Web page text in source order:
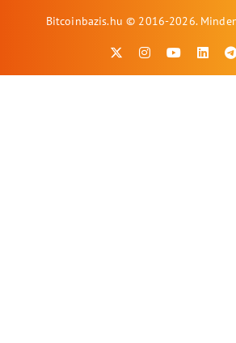
Bitcoinbazis.hu © 2016-2026.